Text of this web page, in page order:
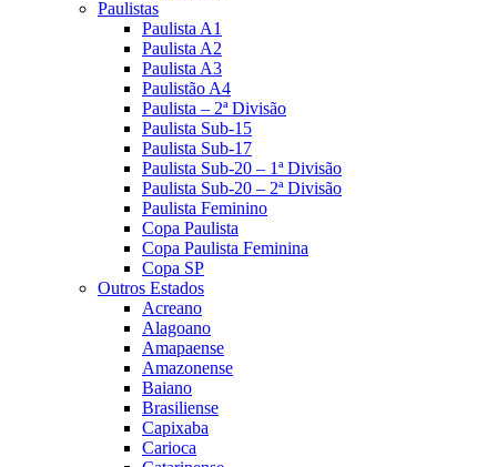
Paulistas
Paulista A1
Paulista A2
Paulista A3
Paulistão A4
Paulista – 2ª Divisão
Paulista Sub-15
Paulista Sub-17
Paulista Sub-20 – 1ª Divisão
Paulista Sub-20 – 2ª Divisão
Paulista Feminino
Copa Paulista
Copa Paulista Feminina
Copa SP
Outros Estados
Acreano
Alagoano
Amapaense
Amazonense
Baiano
Brasiliense
Capixaba
Carioca